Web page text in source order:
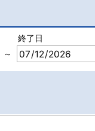
～
終了日